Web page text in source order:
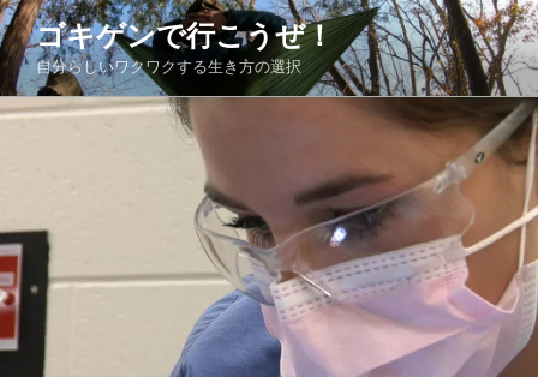
コ
ン
テ
ン
ッ
プ
ゴキゲンで行こうぜ！
自分らしいワクワクする生き方の選択